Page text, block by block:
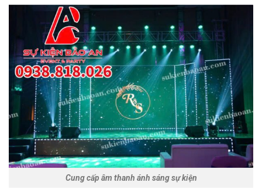
Cung cấp âm thanh ánh sáng sự kiện